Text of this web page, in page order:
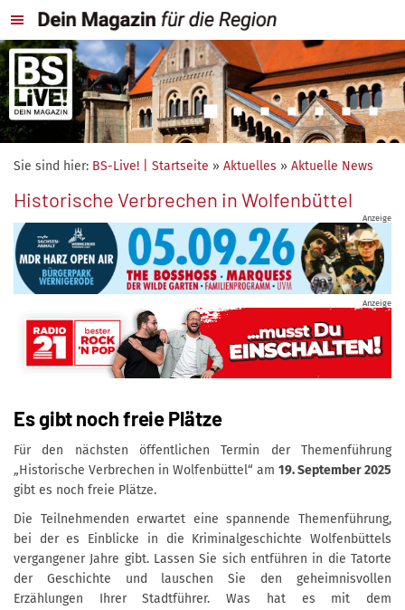
Sie sind hier: BS-Live! | Startseite » Aktuelles » Aktuelle News
Historische Verbrechen in Wolfenbüttel
Anzeige
Anzeige
Es gibt noch freie Plätze
Für den nächsten öffentlichen Termin der Themenführung
„Historische Verbrechen in Wolfenbüttel“ am 19. September 2025
gibt es noch freie Plätze.
Die Teilnehmenden erwartet eine spannende Themenführung,
bei der es Einblicke in die Kriminalgeschichte Wolfenbüttels
vergangener Jahre gibt. Lassen Sie sich entführen in die Tatorte
der Geschichte und lauschen Sie den geheimnisvollen
Erzählungen Ihrer Stadtführer. Was hat es mit dem